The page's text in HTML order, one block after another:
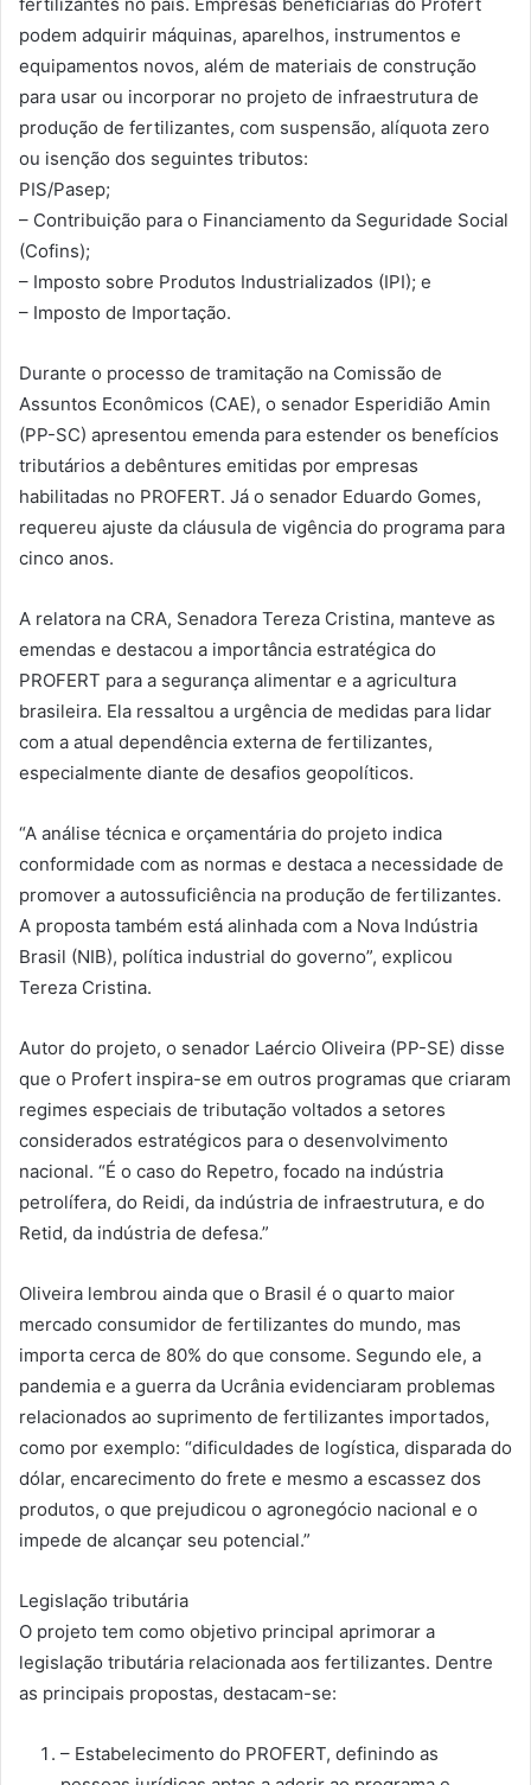
podem adquirir máquinas, aparelhos, instrumentos e
equipamentos novos, além de materiais de construção
para usar ou incorporar no projeto de infraestrutura de
produção de fertilizantes, com suspensão, alíquota zero
ou isenção dos seguintes tributos:
PIS/Pasep;
– Contribuição para o Financiamento da Seguridade Social
(Cofins);
– Imposto sobre Produtos Industrializados (IPI); e
– Imposto de Importação.
Durante o processo de tramitação na Comissão de
Assuntos Econômicos (CAE), o senador Esperidião Amin
(PP-SC) apresentou emenda para estender os benefícios
tributários a debêntures emitidas por empresas
habilitadas no PROFERT. Já o senador Eduardo Gomes,
requereu ajuste da cláusula de vigência do programa para
cinco anos.
A relatora na CRA, Senadora Tereza Cristina, manteve as
emendas e destacou a importância estratégica do
PROFERT para a segurança alimentar e a agricultura
brasileira. Ela ressaltou a urgência de medidas para lidar
com a atual dependência externa de fertilizantes,
especialmente diante de desafios geopolíticos.
“A análise técnica e orçamentária do projeto indica
conformidade com as normas e destaca a necessidade de
promover a autossuficiência na produção de fertilizantes.
A proposta também está alinhada com a Nova Indústria
Brasil (NIB), política industrial do governo”, explicou
Tereza Cristina.
Autor do projeto, o senador Laércio Oliveira (PP-SE) disse
que o Profert inspira-se em outros programas que criaram
regimes especiais de tributação voltados a setores
considerados estratégicos para o desenvolvimento
nacional. “É o caso do Repetro, focado na indústria
petrolífera, do Reidi, da indústria de infraestrutura, e do
Retid, da indústria de defesa.”
Oliveira lembrou ainda que o Brasil é o quarto maior
mercado consumidor de fertilizantes do mundo, mas
importa cerca de 80% do que consome. Segundo ele, a
pandemia e a guerra da Ucrânia evidenciaram problemas
relacionados ao suprimento de fertilizantes importados,
como por exemplo: “dificuldades de logística, disparada do
dólar, encarecimento do frete e mesmo a escassez dos
produtos, o que prejudicou o agronegócio nacional e o
impede de alcançar seu potencial.”
Legislação tributária
O projeto tem como objetivo principal aprimorar a
legislação tributária relacionada aos fertilizantes. Dentre
as principais propostas, destacam-se:
– Estabelecimento do PROFERT, definindo as